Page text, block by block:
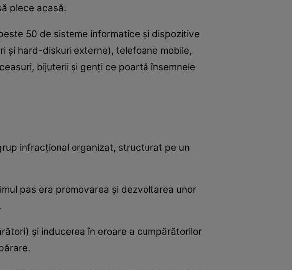
plece acasă.
50 de sisteme informatice şi dispozitive
şi hard-diskuri externe), telefoane mobile,
bijuterii şi genţi ce poartă însemnele
infracţional organizat, structurat pe un
pas era promovarea şi dezvoltarea unor
și inducerea în eroare a cumpărătorilor